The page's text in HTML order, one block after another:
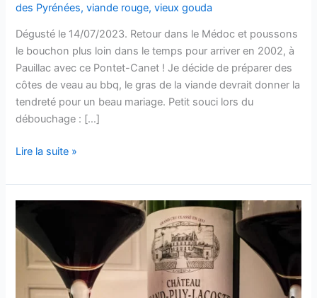
des Pyrénées,viande rouge,vieux gouda
Dégusté le 14/07/2023. Retour dans le Médoc et poussons
le bouchon plus loin dans le temps pour arriver en 2002, à
Pauillac avec ce Pontet-Canet ! Je décide de préparer des
côtes de veau au bbq, le gras de la viande devrait donner la
tendreté pour un beau mariage. Petit souci lors du
débouchage : […]
Pauillac
Château
Pontet-
–
2002
Lire la suite »